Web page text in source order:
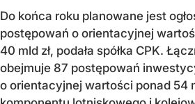
Do końca roku planowane jest
postępowań o orientacyjnej
40 mld zł, podała spółka CPK.
obejmuje 87 postępowań
o orientacyjnej wartości ponad 54